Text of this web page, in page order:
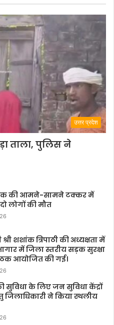
उत्तर प्रदेश
ताला, पुलिस ने
की आमने-सामने टक्कर में
लोगों की मौत
शशांक त्रिपाठी की अध्यक्षता में
में जिला स्तरीय सड़क सुरक्षा
आयोजित की गई।
सुविधा के लिए जन सुविधा केंद्रों
जिलाधिकारी ने किया स्थलीय